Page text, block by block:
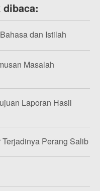
dan Istilah
Masalah
Laporan Hasil
Perang Salib